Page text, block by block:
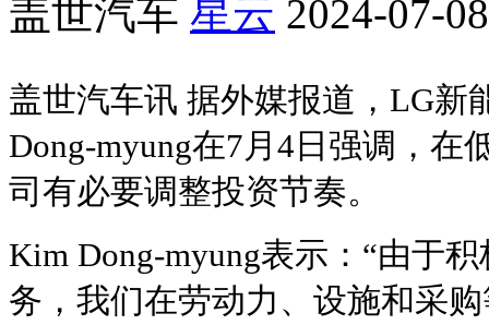
盖世汽车 星云 2024-07-
盖世汽车讯 据外媒报道，LG新
Dong-myung在7月4日强调，在
司有必要调整投资节奏。
Kim Dong-myung表示：“由于
务，我们在劳动力、设施和采